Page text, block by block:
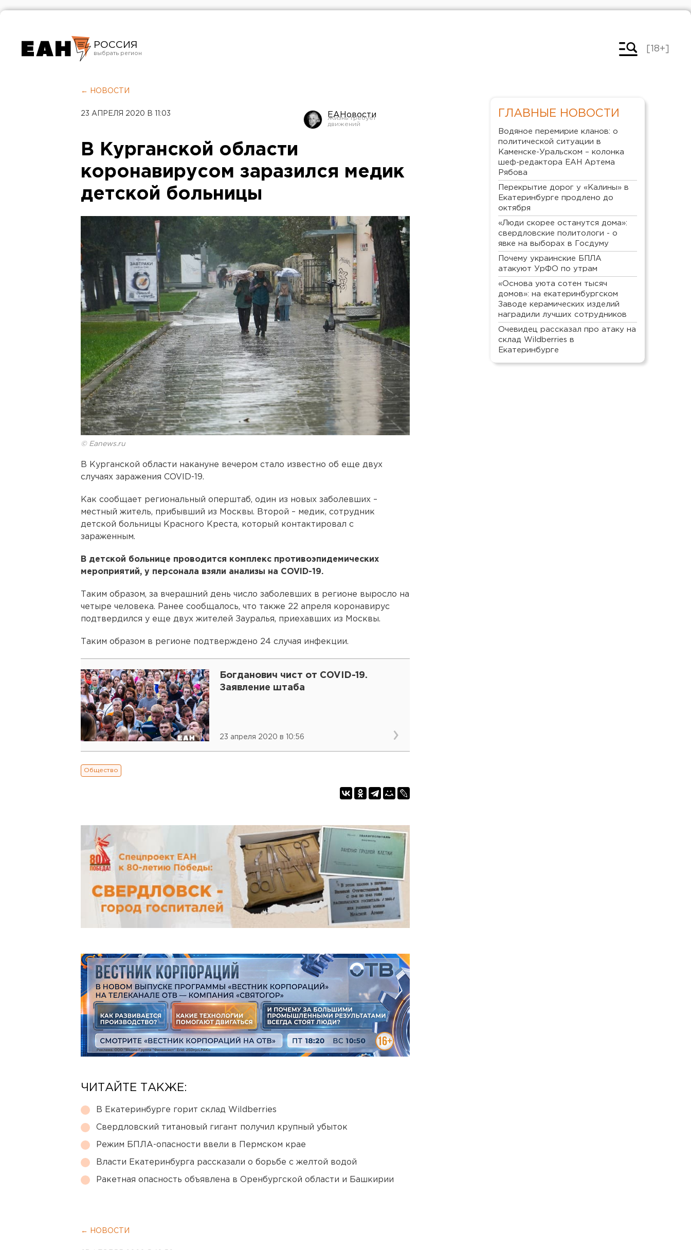
РОССИЯ
Челябинск
[18+]
← НОВОСТИ
23 АПРЕЛЯ 2020 В 11:03 ЕАНовости
В Курганской области
коронавирусом заразился медик
детской больницы
© Eanews.ru
В Курганской области накануне вечером стало известно об еще двух
случаях заражения COVID-19.
Как сообщает региональный оперштаб, один из новых заболевших –
местный житель, прибывший из Москвы. Второй – медик, сотрудник
детской больницы Красного Креста, который контактировал с
зараженным.
В детской больнице проводится комплекс противоэпидемических
мероприятий, у персонала взяли анализы на COVID-19.
Таким образом, за вчерашний день число заболевших в регионе выросло на
четыре человека. Ранее сообщалось, что также 22 апреля коронавирус
подтвердился у еще двух жителей Зауралья, приехавших из Москвы.
Таким образом в регионе подтверждено 24 случая инфекции.
Богданович чист от COVID-19.
Заявление штаба
23 апреля 2020 в 10:56
Общество
ЧИТАЙТЕ ТАКЖЕ:
В Екатеринбурге горит склад Wildberries
Свердловский титановый гигант получил крупный убыток
Режим БПЛА-опасности ввели в Пермском крае
Власти Екатеринбурга рассказали о борьбе с желтой водой
Ракетная опасность объявлена в Оренбургской области и Башкирии
← НОВОСТИ
ГЛАВНЫЕ НОВОСТИ
Водяное перемирие кланов: о
политической ситуации в
Каменске-Уральском – колонка
шеф-редактора ЕАН Артема
Рябова
Перекрытие дорог у «Калины» в
Екатеринбурге продлено до
октября
«Люди скорее останутся дома»:
свердловские политологи - о
явке на выборах в Госдуму
Почему украинские БПЛА
атакуют УрФО по утрам
«Основа уюта сотен тысяч
домов»: на екатеринбургском
Заводе керамических изделий
наградили лучших сотрудников
Очевидец рассказал про атаку на
склад Wildberries в
Екатеринбурге